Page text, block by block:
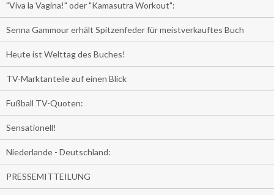
"Viva la Vagina!" oder "Kamasutra Workout":
Senna Gammour erhält Spitzenfeder für meistverkauftes Buch
Heute ist Welttag des Buches!
TV-Marktanteile auf einen Blick
Fußball TV-Quoten:
Sensationell!
Niederlande - Deutschland:
PRESSEMITTEILUNG